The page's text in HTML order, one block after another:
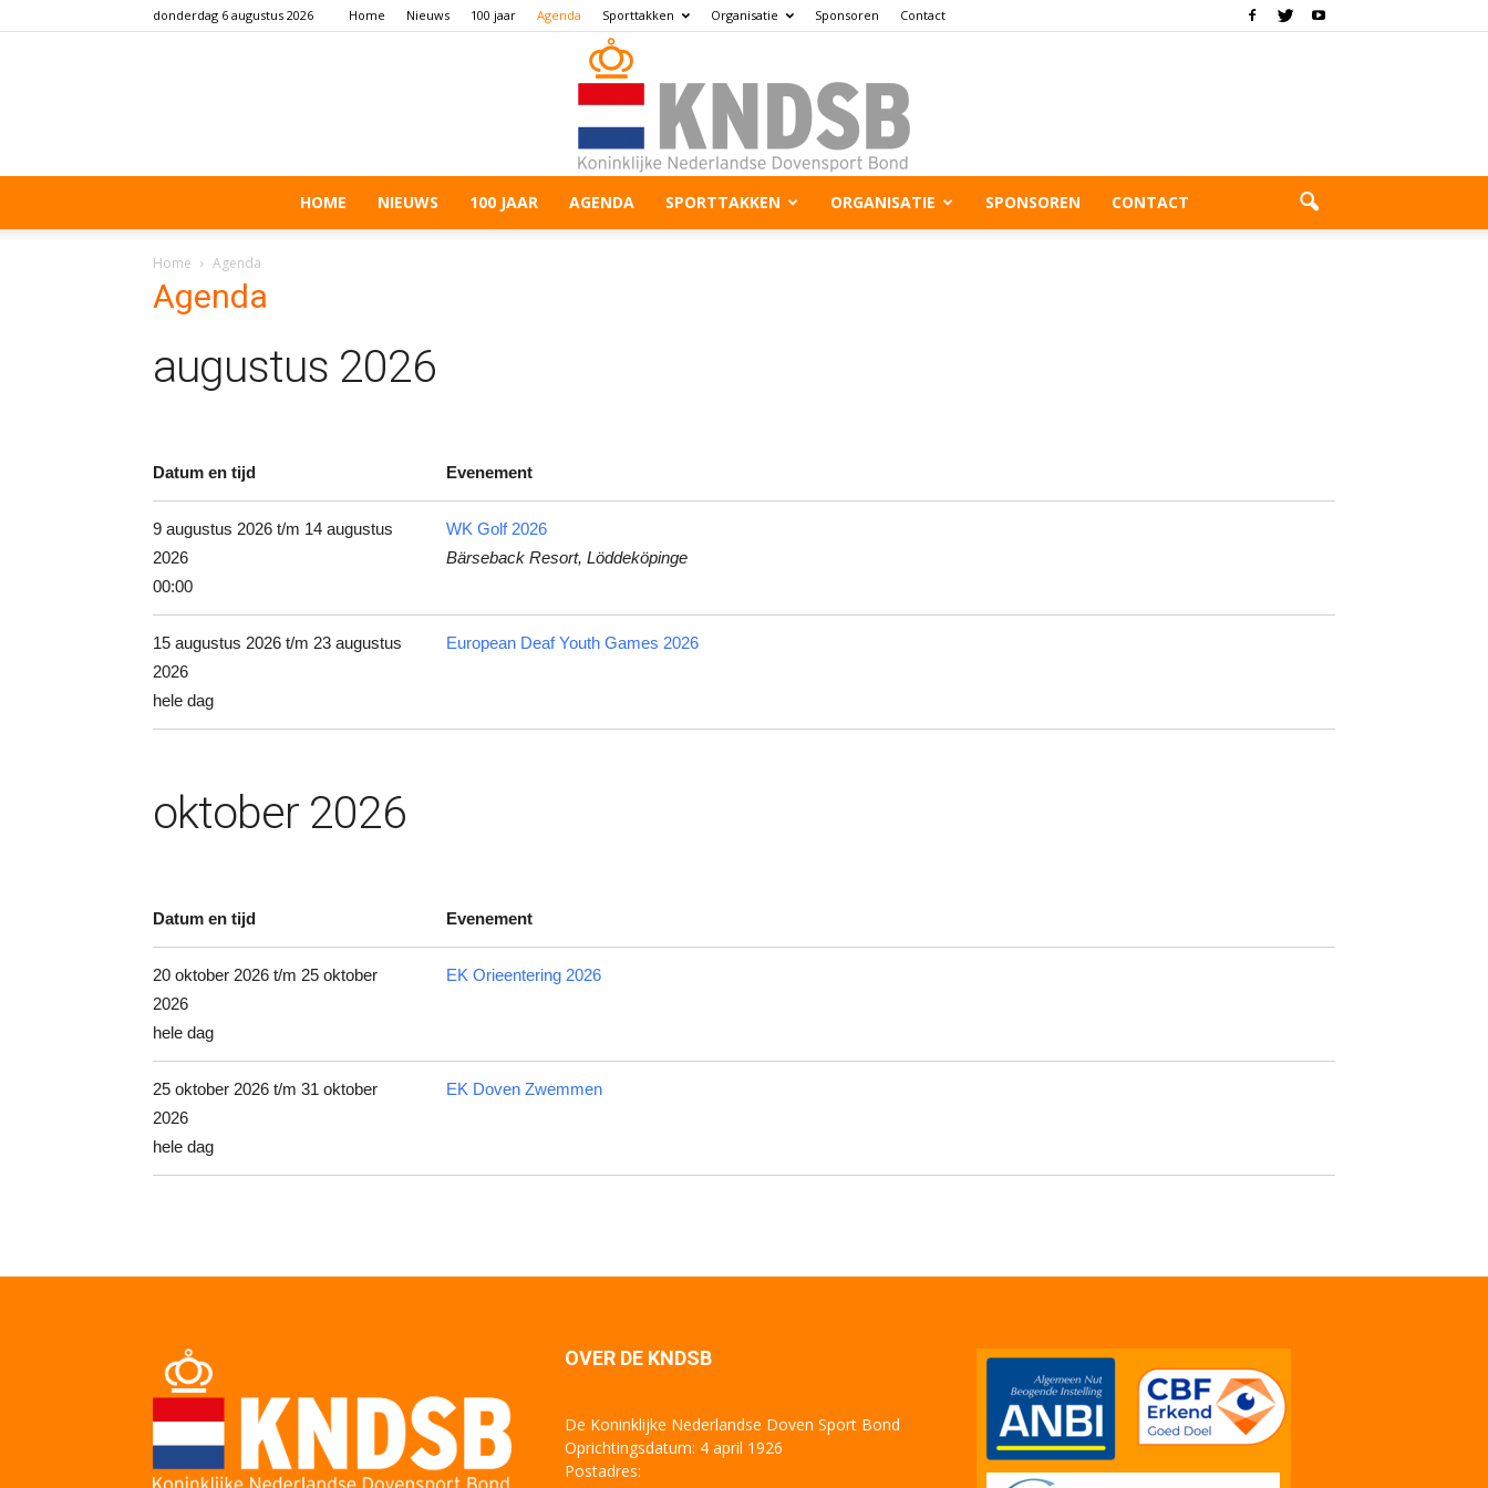
donderdag 6 augustus 2026 Home Nieuws 100 jaar Agenda Sporttakken Organisatie Sponsoren Contact
HOME NIEUWS 100 JAAR AGENDA SPORTTAKKEN ORGANISATIE SPONSOREN CONTACT
Home Agenda
Agenda
augustus 2026
Datum en tijd Evenement
9 augustus 2026 t/m 14 augustus
2026
00:00
WK Golf 2026
Bärseback Resort, Löddeköpinge
15 augustus 2026 t/m 23 augustus
2026
hele dag
European Deaf Youth Games 2026
oktober 2026
Datum en tijd Evenement
20 oktober 2026 t/m 25 oktober
2026
hele dag
EK Orieentering 2026
25 oktober 2026 t/m 31 oktober
2026
hele dag
EK Doven Zwemmen
OVER DE KNDSB
De Koninklijke Nederlandse Doven Sport Bond
Oprichtingsdatum: 4 april 1926
Postadres: